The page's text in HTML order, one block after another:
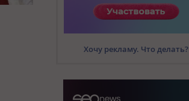
Хочу рекламу. Что делать?